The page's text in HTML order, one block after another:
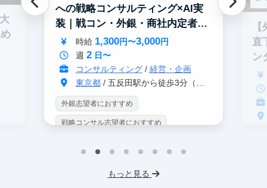
への戦略コンサルティング×AI実
装｜戦コン・外銀・商社内定者多
数
時給 1,300円〜3,000円
週 2日〜
コンサルティング/ 経営・企画
東京都/ 五反田駅から徒歩3分（大崎駅から徒歩8分）
外銀志望者におすすめ
戦略コンサル志望者におすすめ
データサイエンス
直
ン
もっと見る